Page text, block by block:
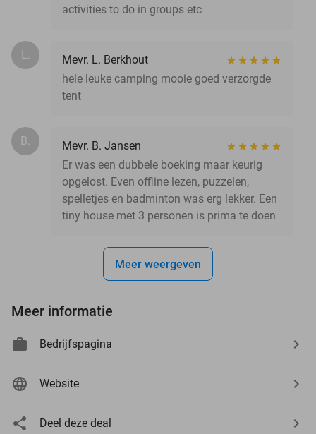
activities to do in groups etc
L.
Mevr. L. Berkhout
hele leuke camping mooie goed verzorgde
tent
B.
Mevr. B. Jansen
Er was een dubbele boeking maar keurig
opgelost. Even offline lezen, puzzelen,
spelletjes en badminton was erg lekker. Een
tiny house met 3 personen is prima te doen
Meer weergeven
Meer informatie
Bedrijfspagina
Website
Deel deze deal